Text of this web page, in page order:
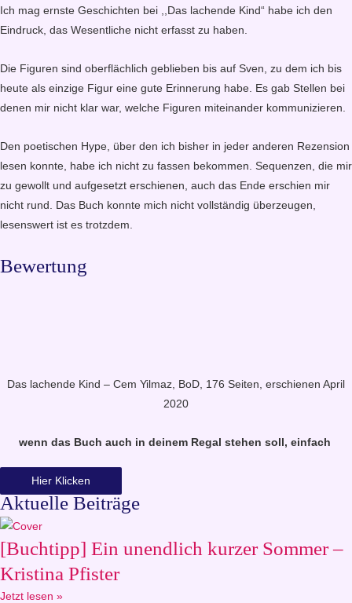
Ich mag ernste Geschichten bei ,,Das lachende Kind“ habe ich den
Eindruck, das Wesentliche nicht erfasst zu haben.
Die Figuren sind oberflächlich geblieben bis auf Sven, zu dem ich bis
heute als einzige Figur eine gute Erinnerung habe. Es gab Stellen bei
denen mir nicht klar war, welche Figuren miteinander kommunizieren.
Den poetischen Hype, über den ich bisher in jeder anderen Rezension
lesen konnte, habe ich nicht zu fassen bekommen. Sequenzen, die mir
zu gewollt und aufgesetzt erschienen, auch das Ende erschien mir
nicht rund. Das Buch konnte mich nicht vollständig überzeugen,
lesenswert ist es trotzdem.
Bewertung
Das lachende Kind – Cem Yilmaz, BoD, 176 Seiten, erschienen April
2020
wenn das Buch auch in deinem Regal stehen soll, einfach
Hier Klicken
Aktuelle Beiträge
[Buchtipp] Ein unendlich kurzer Sommer –
Kristina Pfister
Jetzt lesen »